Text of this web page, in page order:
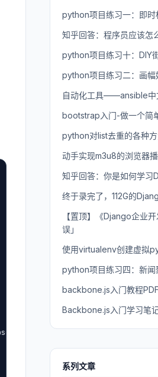
python项目练习一：即时
知乎回答：程序员应该怎
python项目练习十：DIY
python项目练习二：画幅
自动化工具——ansible中
bootstrap入门-做一个简
python对list去重的各种
动手实现m3u8的浏览器
知乎回答：你是如何学习
终于录完了，112G的
【置顶】《Django企业
误」
使用virtualenv创建虚拟
python项目练习四：新闻
backbone.js入门教程
Backbone.js入门学习笔
系列文章